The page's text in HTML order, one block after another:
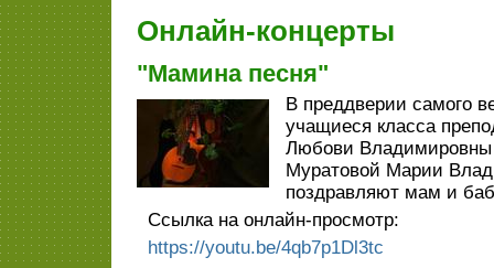
Онлайн-концерты
"Мамина песня"
В преддверии самого
учащиеся класса
Любови Владимировны
Муратовой Марии
поздравляют мам и
Ссылка на онлайн-просмотр:
https://youtu.be/4qb7p1Dl3tc